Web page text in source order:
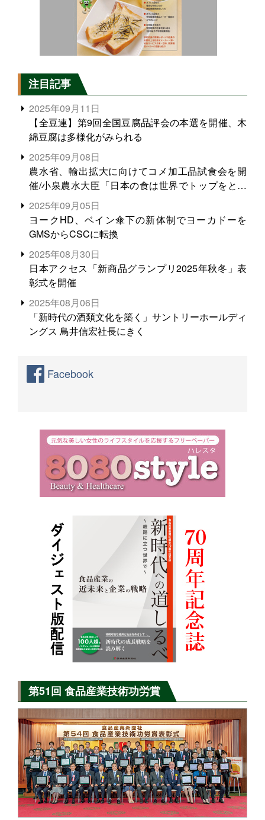
注目記事
2025年09月11日
【全豆連】第9回全国豆腐品評会の本選を開催、木
綿豆腐は多様化がみられる
2025年09月08日
農水省、輸出拡大に向けてコメ加工品試食会を開
催/小泉農水大臣「日本の食は世界でトップをとれ
る。米増産に向けて、米輸出需要の拡大を」
2025年09月05日
ヨークHD、ベイン傘下の新体制でヨーカドーを
GMSからCSCに転換
2025年08月30日
日本アクセス「新商品グランプリ2025年秋冬」表
彰式を開催
2025年08月06日
「新時代の酒類文化を築く」サントリーホールディ
ングス 鳥井信宏社長にきく
Facebook
第51回 食品産業技術功労賞